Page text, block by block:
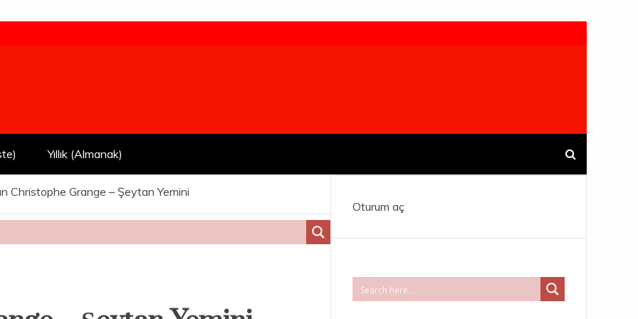
Yıllık (Almanak)
Christophe Grange – Şeytan Yemini
Oturum aç